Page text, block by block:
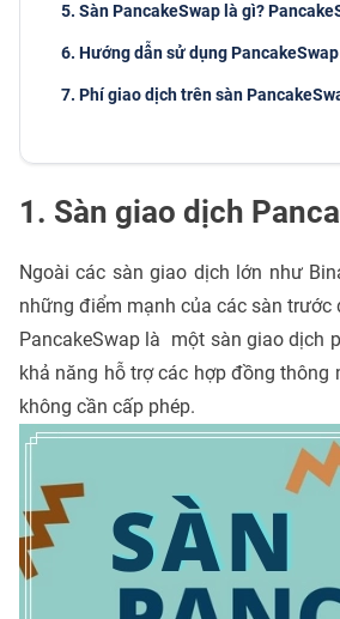
5. Sàn PancakeSwap là gì?
6. Hướng dẫn sử dụng PancakeSwap
7. Phí giao dịch trên sàn
1. Sàn giao dịch
Ngoài các sàn giao dịch lớn như
những điểm mạnh của các sàn
PancakeSwap là một sàn giao dịch
khả năng hỗ trợ các hợp đồng
không cần cấp phép.